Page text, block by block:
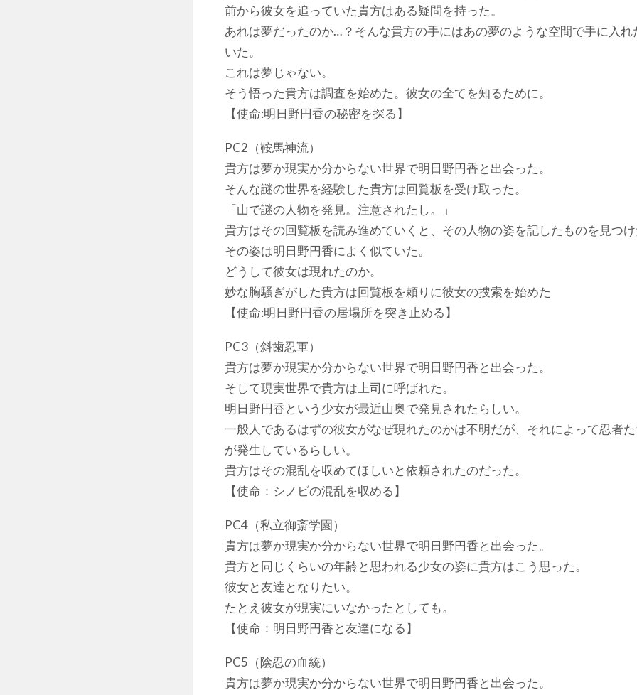
前から彼女を追っていた貴方はある疑問を持った。
あれは夢だったのか…？そんな貴方の手にはあの夢のような空間で手に入れ
いた。
これは夢じゃない。
そう悟った貴方は調査を始めた。彼女の全てを知るために。
【使命:明日野円香の秘密を探る】
PC2（鞍馬神流）
貴方は夢か現実か分からない世界で明日野円香と出会った。
そんな謎の世界を経験した貴方は回覧板を受け取った。
「山で謎の人物を発見。注意されたし。」
貴方はその回覧板を読み進めていくと、その人物の姿を記したものを見つ
その姿は明日野円香によく似ていた。
どうして彼女は現れたのか。
妙な胸騒ぎがした貴方は回覧板を頼りに彼女の捜索を始めた
【使命:明日野円香の居場所を突き止める】
PC3（斜歯忍軍）
貴方は夢か現実か分からない世界で明日野円香と出会った。
そして現実世界で貴方は上司に呼ばれた。
明日野円香という少女が最近山奥で発見されたらしい。
一般人であるはずの彼女がなぜ現れたのかは不明だが、それによって忍者
が発生しているらしい。
貴方はその混乱を収めてほしいと依頼されたのだった。
【使命：シノビの混乱を収める】
PC4（私立御斎学園）
貴方は夢か現実か分からない世界で明日野円香と出会った。
貴方と同じくらいの年齢と思われる少女の姿に貴方はこう思った。
彼女と友達となりたい。
たとえ彼女が現実にいなかったとしても。
【使命：明日野円香と友達になる】
PC5（陰忍の血統）
貴方は夢か現実か分からない世界で明日野円香と出会った。